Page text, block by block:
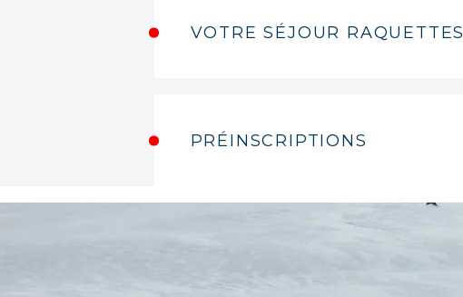
VOTRE SÉJOUR RAQUETTES
PRÉINSCRIPTIONS